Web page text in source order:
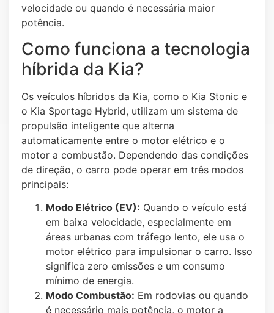
velocidade ou quando é necessária maior
potência.
Como funciona a tecnologia
híbrida da Kia?
Os veículos híbridos da Kia, como o Kia Stonic e
o Kia Sportage Hybrid, utilizam um sistema de
propulsão inteligente que alterna
automaticamente entre o motor elétrico e o
motor a combustão. Dependendo das condições
de direção, o carro pode operar em três modos
principais:
Modo Elétrico (EV): Quando o veículo está
em baixa velocidade, especialmente em
áreas urbanas com tráfego lento, ele usa o
motor elétrico para impulsionar o carro. Isso
significa zero emissões e um consumo
mínimo de energia.
Modo Combustão: Em rodovias ou quando
é necessário mais potência, o motor a